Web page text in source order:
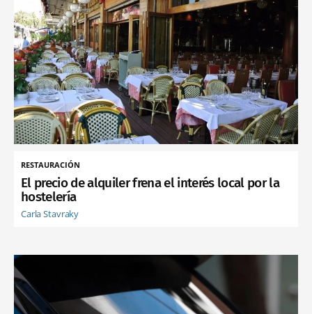
RESTAURACIÓN
El precio de alquiler frena el interés local por la
hostelería
Carla Stavraky